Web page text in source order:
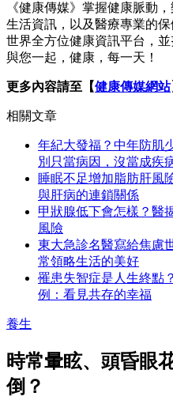
《健康傳媒》掌握健康脈動
生活資訊，以及醫療專業的
世界全方位健康資訊平台，
與您一起，健康，每一天！
更多內容請至【健康傳媒網站
相關文章
年紀大發福？中年防肌
別只當病因，沒當成疾
睡眠不足增加脂肪肝風
與肝病的連鎖關係
甲狀腺低下會怎樣？醫
風險
東大急診名醫寫給焦慮
常領略生活的美好
罹患失智症是人生終點
例：看見共存的幸福
養生
時常暈眩、頭昏眼
倒？